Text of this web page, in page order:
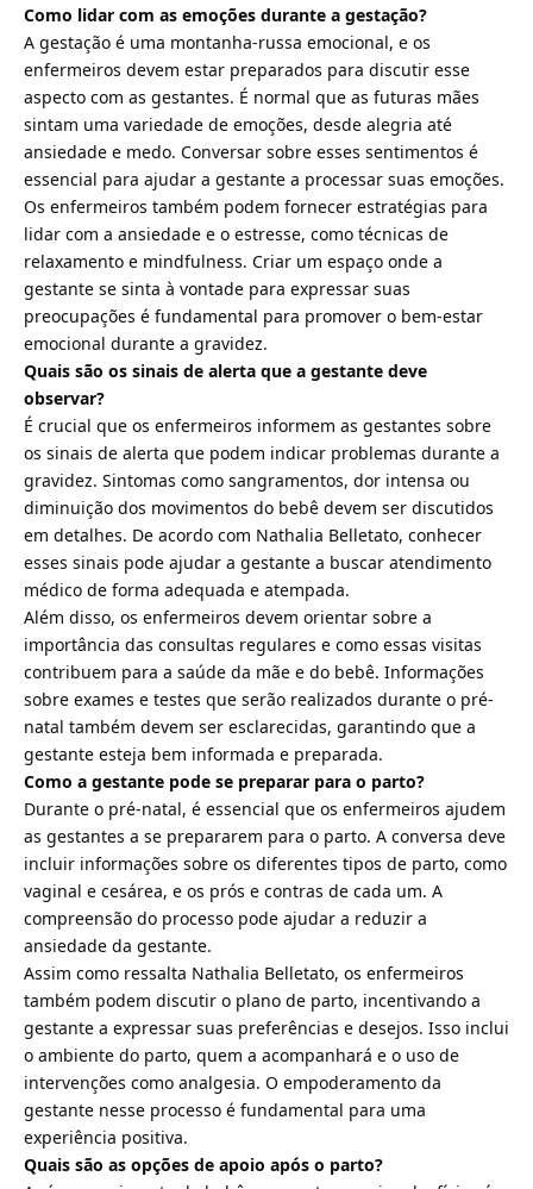
Como lidar com as emoções durante a gestação?
A gestação é uma montanha-russa emocional, e os
enfermeiros devem estar preparados para discutir esse
aspecto com as gestantes. É normal que as futuras mães
sintam uma variedade de emoções, desde alegria até
ansiedade e medo. Conversar sobre esses sentimentos é
essencial para ajudar a gestante a processar suas emoções.
Os enfermeiros também podem fornecer estratégias para
lidar com a ansiedade e o estresse, como técnicas de
relaxamento e mindfulness. Criar um espaço onde a
gestante se sinta à vontade para expressar suas
preocupações é fundamental para promover o bem-estar
emocional durante a gravidez.
Quais são os sinais de alerta que a gestante deve
observar?
É crucial que os enfermeiros informem as gestantes sobre
os sinais de alerta que podem indicar problemas durante a
gravidez. Sintomas como sangramentos, dor intensa ou
diminuição dos movimentos do bebê devem ser discutidos
em detalhes. De acordo com Nathalia Belletato, conhecer
esses sinais pode ajudar a gestante a buscar atendimento
médico de forma adequada e atempada.
Além disso, os enfermeiros devem orientar sobre a
importância das consultas regulares e como essas visitas
contribuem para a saúde da mãe e do bebê. Informações
sobre exames e testes que serão realizados durante o pré-
natal também devem ser esclarecidas, garantindo que a
gestante esteja bem informada e preparada.
Como a gestante pode se preparar para o parto?
Durante o pré-natal, é essencial que os enfermeiros ajudem
as gestantes a se prepararem para o parto. A conversa deve
incluir informações sobre os diferentes tipos de parto, como
vaginal e cesárea, e os prós e contras de cada um. A
compreensão do processo pode ajudar a reduzir a
ansiedade da gestante.
Assim como ressalta Nathalia Belletato, os enfermeiros
também podem discutir o plano de parto, incentivando a
gestante a expressar suas preferências e desejos. Isso inclui
o ambiente do parto, quem a acompanhará e o uso de
intervenções como analgesia. O empoderamento da
gestante nesse processo é fundamental para uma
experiência positiva.
Quais são as opções de apoio após o parto?